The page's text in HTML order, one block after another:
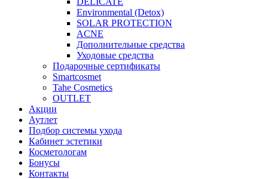
Environmental (Detox)
SOLAR PROTECTION
АCNE
Дополнительные средства
Уходовые средства
Подарочные сертификаты
Smartcosmet
Tahe Cosmetics
OUTLET
Акции
Аутлет
Подбор системы ухода
Кабинет эстетики
Косметологам
Бонусы
Контакты